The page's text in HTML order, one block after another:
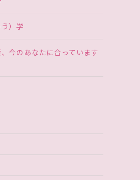
）学
今のあなたに合っています